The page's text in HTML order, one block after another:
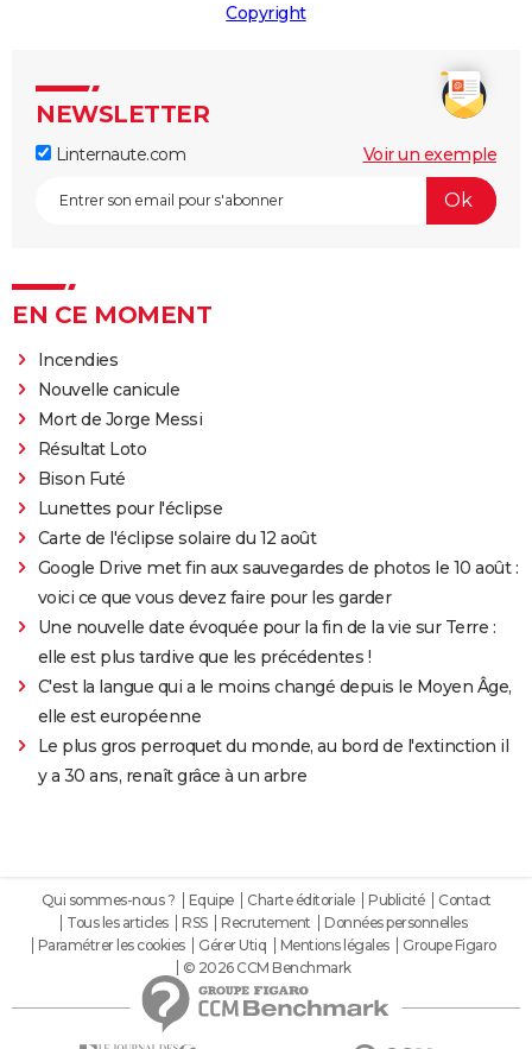
Copyright
NEWSLETTER
Linternaute.com Voir un exemple
EN CE MOMENT
Incendies
Nouvelle canicule
Mort de Jorge Messi
Résultat Loto
Bison Futé
Lunettes pour l'éclipse
Carte de l'éclipse solaire du 12 août
Google Drive met fin aux sauvegardes de photos le 10 août :
voici ce que vous devez faire pour les garder
Une nouvelle date évoquée pour la fin de la vie sur Terre :
elle est plus tardive que les précédentes !
C'est la langue qui a le moins changé depuis le Moyen Âge,
elle est européenne
Le plus gros perroquet du monde, au bord de l'extinction il
y a 30 ans, renaît grâce à un arbre
Qui sommes-nous ? Equipe Charte éditoriale Publicité
Contact
Tous les articles
RSS Recrutement
Données personnelles
Paramétrer les cookies
Gérer Utiq Mentions légales
Groupe Figaro
© 2026 CCM Benchmark